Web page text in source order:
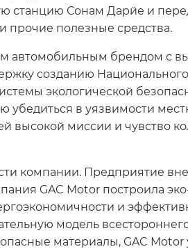
станцию Сонам Дарйе и
прочие полезные средства.
автомобильным брендом с
созданию
экологической
убедиться в уязвимости
высокой миссии и чувство
компании. Предприятие
GAC Motor построила
и
модель
материалы, GAC Motor